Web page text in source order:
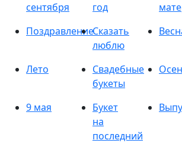
сентября
год
ПоздравлениеСказать
люблю
Лето
Свадебные
букеты
9 мая
Букет
на
последний